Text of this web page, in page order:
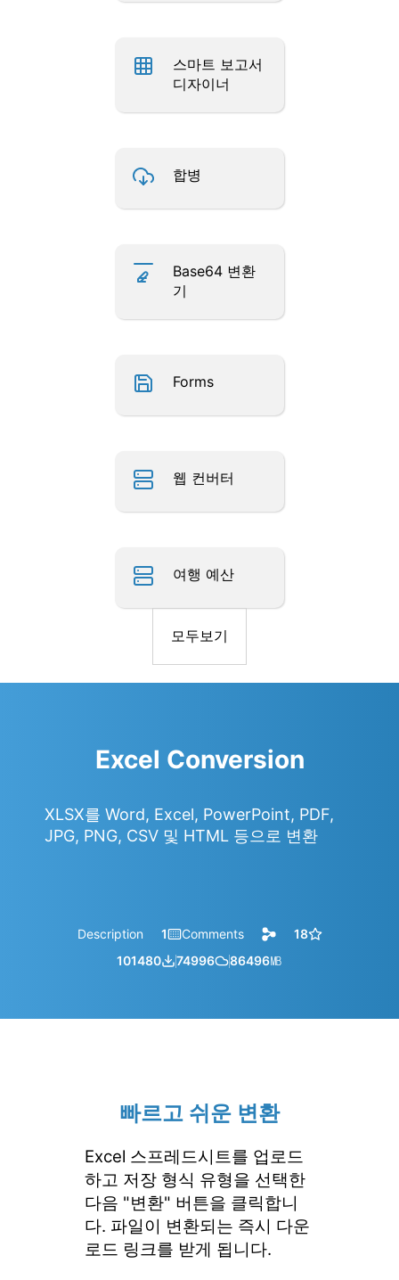
스마트 보고서
디자이너
합병
Base64 변환
기
Forms
웹 컨버터
여행 예산
모두보기
Excel Conversion
XLSX를 Word, Excel, PowerPoint, PDF,
JPG, PNG, CSV 및 HTML 등으로 변환
Description 1 Comments
18
101480
74996 86496㎆︎
빠르고 쉬운 변환
Excel 스프레드시트를 업로드
하고 저장 형식 유형을 선택한
다음 "변환" 버튼을 클릭합니
다. 파일이 변환되는 즉시 다운
로드 링크를 받게 됩니다.